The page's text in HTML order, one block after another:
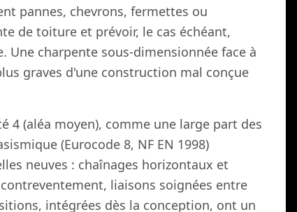
pannes, chevrons, fermettes ou
de toiture et prévoir, le cas échéant,
Une charpente sous-dimensionnée face à
graves d'une construction mal conçue
4 (aléa moyen), comme une large part des
(Eurocode 8, NF EN 1998)
neuves : chaînages horizontaux et
liaisons soignées entre
intégrées dès la conception, ont un